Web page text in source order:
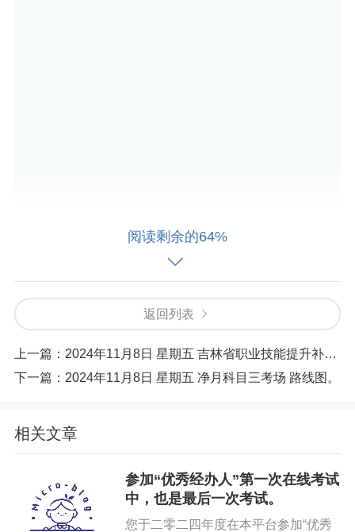
10月10号报名成功。
10月22号开始练车。共计练车12天，每天往返35公里，坚
11月3号考科二。第一把没过，第二把险过！
11月6号 我媳妇相中 大众CC，支付定金4000元。
11月8号科三练车第一天。骑摩托车来回48公里！练习考
阅读剩余的64%
返回列表
上一篇： 2024年11月8日 星期五 吉林省职业技能提升补贴公示表
下一篇： 2024年11月8日 星期五 净月科目三考场 路线图。
相关文章
参加“优秀经办人”第一次在线考试
中，也是最后一次考试。
您于二零二四年度在本平台参加“优秀